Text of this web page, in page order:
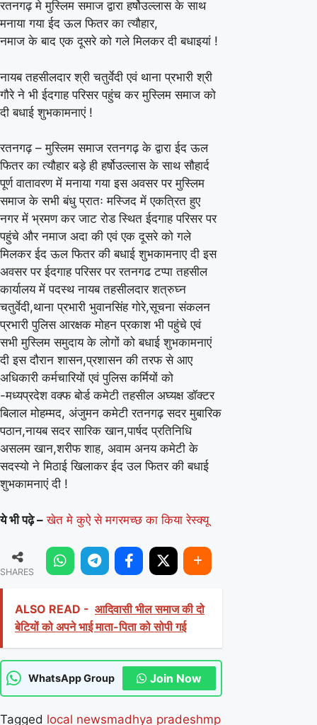
समाज
द्वारा
हर्षोउल्लास
साथ
मनाया
ईद
ऊल
फितर
का
त्यौहार
रतनगढ़ मे मुस्लिम समाज द्वारा हर्षोउल्लास के साथ
मनाया गया ईद ऊल फितर का त्यौहार,
नमाज के बाद एक दूसरे को गले मिलकर दी बधाइयां !
नायब तहसीलदार श्री चतुर्वेदी एवं थाना प्रभारी श्री
गौरे ने भी ईदगाह परिसर पहुंच कर मुस्लिम समाज को
दी बधाई शुभकामनाएं !
रतनगढ़ – मुस्लिम समाज रतनगढ़ के द्वारा ईद ऊल
फितर का त्यौहार बड़े ही हर्षोउल्लास के साथ सौहार्द
पूर्ण वातावरण में मनाया गया इस अवसर पर मुस्लिम
समाज के सभी बंधु प्रातः मस्जिद में एकत्रित हुए
नगर में भ्रमण कर जाट रोड स्थित ईदगाह परिसर पर
पहुंचे और नमाज अदा की एवं एक दूसरे को गले
मिलकर ईद ऊल फितर की बधाई शुभकामनाए दी इस
अवसर पर ईदगाह परिसर पर रतनगढ टप्पा तहसील
कार्यालय में पदस्थ नायब तहसीलदार शत्रुघ्न
चतुर्वेदी,थाना प्रभारी भुवानसिंह गोरे,सूचना संकलन
प्रभारी पुलिस आरक्षक मोहन प्रकाश भी पहुंचे एवं
सभी मुस्लिम समुदाय के लोगों को बधाई शुभकामनाएं
दी इस दौरान शासन,प्रशासन की तरफ से आए
अधिकारी कर्मचारियों एवं पुलिस कर्मियों को
-मध्यप्रदेश वक्फ बोर्ड कमेटी तहसील अघ्यक्ष डॉक्टर
बिलाल मोहम्मद, अंजुमन कमेटी रतनगढ़ सदर मुबारिक
पठान,नायब सदर सारिक खान,पार्षद प्रतिनिधि
असलम खान,शरीफ शाह, अवाम अनय कमेटी के
सदस्यो ने मिठाई खिलाकर ईद उल फितर की बधाई
शुभकामनाएं दी !
ये भी पढ़े – खेत मे कुऐ से मगरमच्छ का किया रेस्क्यू
SHARES
ALSO READ - आदिवासी भील समाज की दो
बेटियों को अपने भाई माता-पिता को सोपी गई
WhatsApp Group Join Now
Tagged local newsmadhya pradeshmp